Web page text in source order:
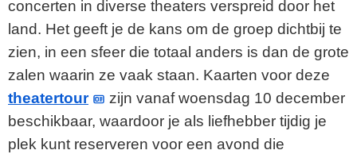
concerten in diverse theaters verspreid door het
land. Het geeft je de kans om de groep dichtbij te
zien, in een sfeer die totaal anders is dan de grote
zalen waarin ze vaak staan. Kaarten voor deze
theatertour
zijn vanaf woensdag 10 december
beschikbaar, waardoor je als liefhebber tijdig je
plek kunt reserveren voor een avond die